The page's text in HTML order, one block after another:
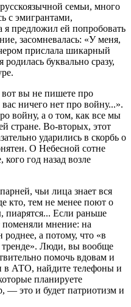
семьи, много
с эмигрантами,
предложил ей попробовать
засомневалась: «У меня,
прислала шикарный
буквально сразу,
вы не пишете про
ничего нет про войну...».
войну, а о том, как все мы
стране. Во-вторых, этот
ударились в скорбь о
О Небесной сотне
кого год назад возле
чьи лица знает вся
кто, тем не менее поют о
Если раньше
поменяли мнение: на
а потому, что «в
Люди, вы вообще
помочь вдовам и
в АТО, найдите телефоны и
планируете
— это и будет патриотизм и